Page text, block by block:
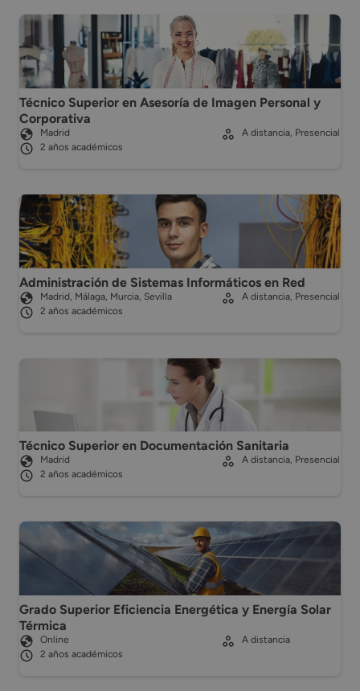
Técnico Superior en Asesoría de Imagen Personal y
Corporativa
Madrid
2 años académicos
A distancia, Presencial
Administración de Sistemas Informáticos en Red
Madrid, Málaga, Murcia, Sevilla
2 años académicos
A distancia, Presencial
Técnico Superior en Documentación Sanitaria
Madrid
2 años académicos
A distancia, Presencial
Grado Superior Eficiencia Energética y Energía Solar
Térmica
Online
2 años académicos
A distancia